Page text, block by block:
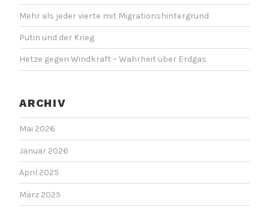
Mehr als jeder vierte mit Migrationshintergrund
Putin und der Krieg
Hetze gegen Windkraft – Wahrheit über Erdgas
ARCHIV
Mai 2026
Januar 2026
April 2025
März 2025